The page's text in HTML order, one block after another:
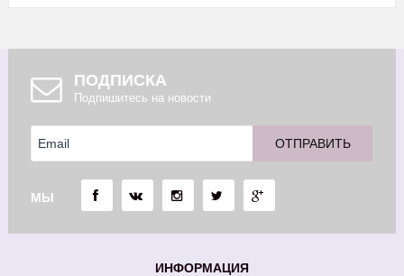
ПОДПИСКА
Подпишитесь на новости
МЫ
ИНФОРМАЦИЯ